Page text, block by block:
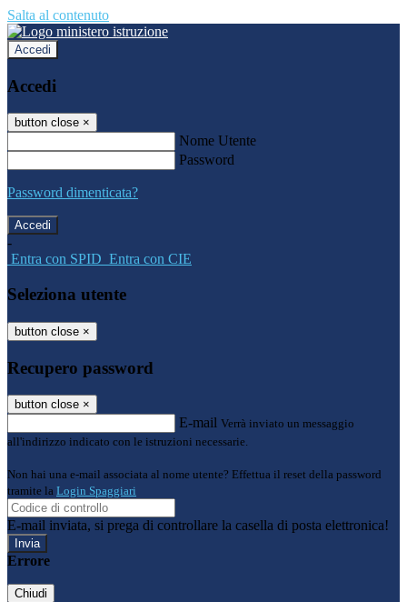
Salta al contenuto
Accedi
Accedi
button close ×
Nome Utente
Password
Password dimenticata?
-
Entra con SPID Entra con CIE
Seleziona utente
button close ×
Recupero password
button close ×
E-mail Verrà inviato un messaggio
all'indirizzo indicato con le istruzioni necessarie.
Non hai una e-mail associata al nome utente? Effettua il reset della password
tramite la Login Spaggiari
E-mail inviata, si prega di controllare la casella di posta elettronica!
Errore
Chiudi